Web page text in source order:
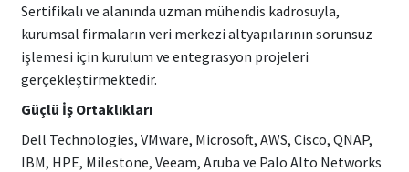
Sertifikalı ve alanında uzman mühendis kadrosuyla,
kurumsal firmaların veri merkezi altyapılarının sorunsuz
işlemesi için kurulum ve entegrasyon projeleri
gerçekleştirmektedir.
Güçlü İş Ortaklıkları
Dell Technologies, VMware, Microsoft, AWS, Cisco, QNAP,
IBM, HPE, Milestone, Veeam, Aruba ve Palo Alto Networks